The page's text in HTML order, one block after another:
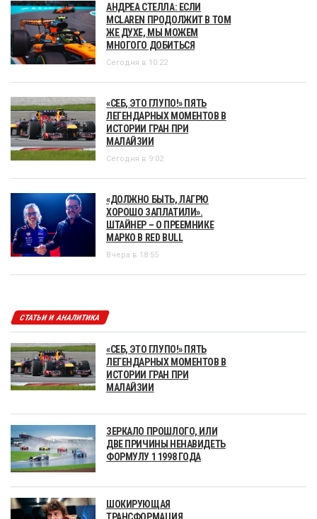
АНДРЕА СТЕЛЛА: ЕСЛИ
MCLAREN ПРОДОЛЖИТ В ТОМ
ЖЕ ДУХЕ, МЫ МОЖЕМ
МНОГОГО ДОБИТЬСЯ
Сегодня в 10:22
«СЕБ, ЭТО ГЛУПО!» ПЯТЬ
ЛЕГЕНДАРНЫХ МОМЕНТОВ В
ИСТОРИИ ГРАН ПРИ
МАЛАЙЗИИ
Сегодня в 9:02
«ДОЛЖНО БЫТЬ, ЛАГРЮ
ХОРОШО ЗАПЛАТИЛИ».
ШТАЙНЕР – О ПРЕЕМНИКЕ
МАРКО В RED BULL
Вчера в 18:55
СТАТЬИ И АНАЛИТИКА
«СЕБ, ЭТО ГЛУПО!» ПЯТЬ
ЛЕГЕНДАРНЫХ МОМЕНТОВ В
ИСТОРИИ ГРАН ПРИ
МАЛАЙЗИИ
ЗЕРКАЛО ПРОШЛОГО, ИЛИ
ДВЕ ПРИЧИНЫ НЕНАВИДЕТЬ
ФОРМУЛУ 1 1998 ГОДА
ШОКИРУЮЩАЯ
ТРАНСФОРМАЦИЯ